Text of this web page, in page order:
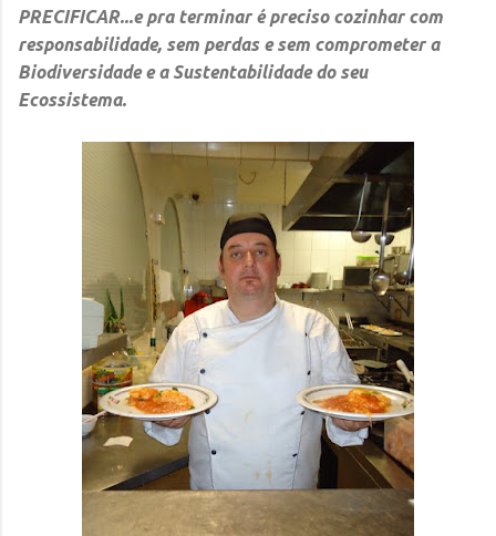
PRECIFICAR...e pra terminar é preciso cozinhar com
responsabilidade, sem perdas e sem comprometer a
Biodiversidade e a Sustentabilidade do seu
Ecossistema.